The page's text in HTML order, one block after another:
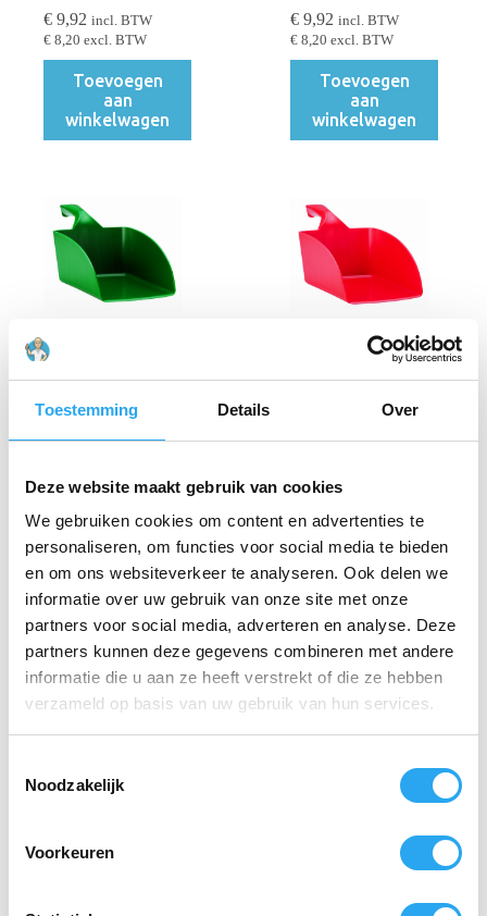
Toestemming Details Over
Deze website maakt gebruik van cookies
We gebruiken cookies om content en advertenties te
personaliseren, om functies voor social media te bieden
en om ons websiteverkeer te analyseren. Ook delen we
informatie over uw gebruik van onze site met onze
partners voor social media, adverteren en analyse. Deze
partners kunnen deze gegevens combineren met andere
informatie die u aan ze heeft verstrekt of die ze hebben
verzameld op basis van uw gebruik van hun services.
Noodzakelijk
Voorkeuren
€ 9,92 incl. BTW
€ 8,20 excl. BTW
Toevoegen
aan
winkelwagen
€ 9,92 incl. BTW
€ 8,20 excl. BTW
Toevoegen
aan
winkelwagen
Vikan Rechte
handschep 2 liter
Groen
€9,92 incl. BTW
aan
winkelwagen
Vikan Rechte
handschep 2 liter
Rood
incl. BTW
winkelwagen
Vikan Rechte
Wit